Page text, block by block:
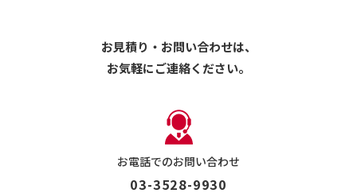
お見積り・お問い合わせは、
お気軽にご連絡ください。
お電話でのお問い合わせ
03-3528-9930